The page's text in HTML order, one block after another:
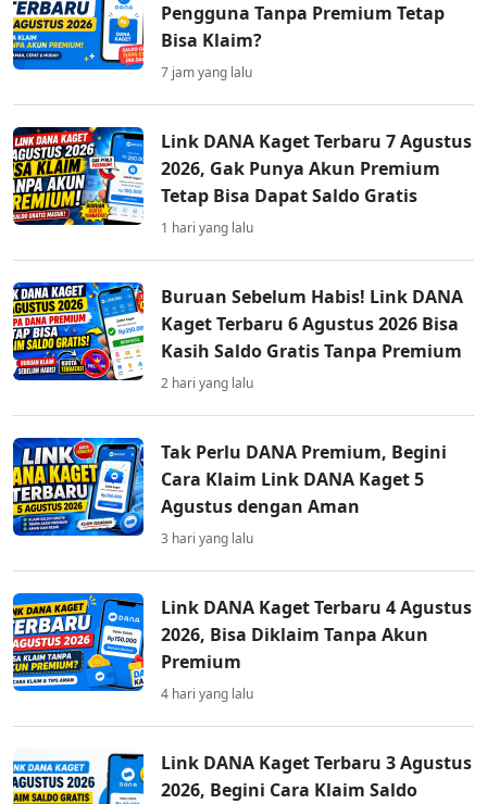
Pengguna Tanpa Premium Tetap
Bisa Klaim?
7 jam yang lalu
Link DANA Kaget Terbaru 7 Agustus
2026, Gak Punya Akun Premium
Tetap Bisa Dapat Saldo Gratis
1 hari yang lalu
Buruan Sebelum Habis! Link DANA
Kaget Terbaru 6 Agustus 2026 Bisa
Kasih Saldo Gratis Tanpa Premium
2 hari yang lalu
Tak Perlu DANA Premium, Begini
Cara Klaim Link DANA Kaget 5
Agustus dengan Aman
3 hari yang lalu
Link DANA Kaget Terbaru 4 Agustus
2026, Bisa Diklaim Tanpa Akun
Premium
4 hari yang lalu
Link DANA Kaget Terbaru 3 Agustus
2026, Begini Cara Klaim Saldo